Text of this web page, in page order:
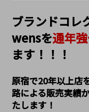
ブランドコレ
wensを通年
ます！！！
原宿で20年以上店
路による販売実績
たします！